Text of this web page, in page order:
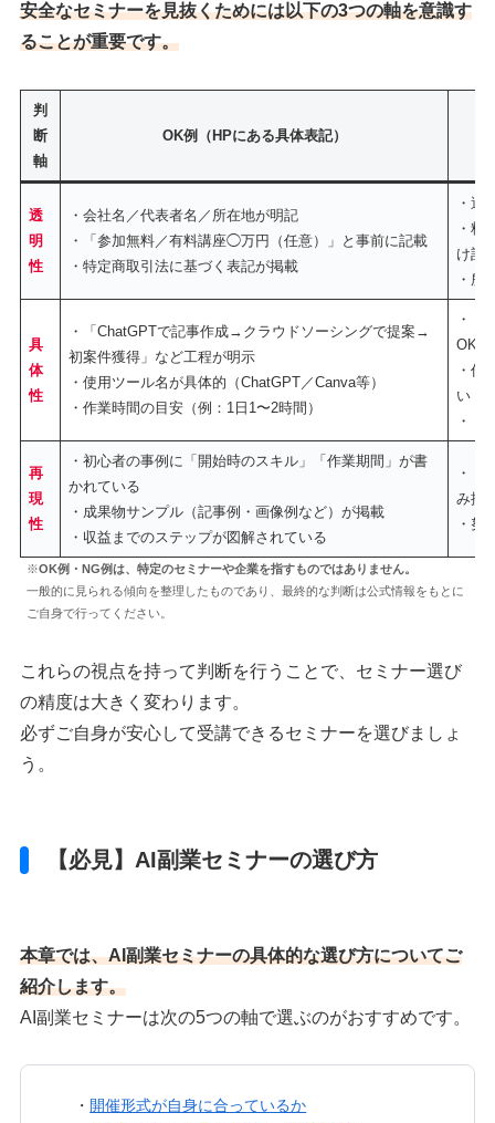
安全なセミナーを見抜くためには以下の3つの軸を意識す
ることが重要です。
判
断
軸
OK例（HPにある具体表記）
透
明
性
・会社名／代表者名／所在地が明記
・「参加無料／有料講座◯万円（任意）」と事前に記載
・特定商取引法に基づく表記が掲載
・運
・料
け記
・所
具
体
性
・「ChatGPTで記事作成→クラウドソーシングで提案→
初案件獲得」など工程が明示
・使用ツール名が具体的（ChatGPT／Canva等）
・作業時間の目安（例：1日1〜2時間）
・「
OK」
・作
い
・「
再
現
性
・初心者の事例に「開始時のスキル」「作業期間」が書
かれている
・成果物サンプル（記事例・画像例など）が掲載
・収益までのステップが図解されている
・「
み掲
・努
※OK例・NG例は、特定のセミナーや企業を指すものではありません。
一般的に見られる傾向を整理したものであり、最終的な判断は公式情報をもとに
ご自身で行ってください。
これらの視点を持って判断を行うことで、セミナー選び
の精度は大きく変わります。
必ずご自身が安心して受講できるセミナーを選びましょ
う。
【必見】AI副業セミナーの選び方
本章では、AI副業セミナーの具体的な選び方についてご
紹介します。
AI副業セミナーは次の5つの軸で選ぶのがおすすめです。
・ 開催形式が自身に合っているか